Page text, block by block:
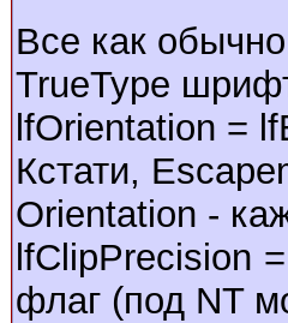
Все как
TrueType
lfOrientation =
Кстати,
Orientation -
lfClipPrecision
флаг (под NT